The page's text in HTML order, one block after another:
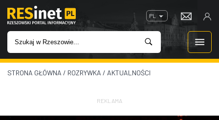
PL
WIADOMOŚCI
STRONA GŁÓWNA / ROZRYWKA / AKTUALNOŚCI
REKLAMA